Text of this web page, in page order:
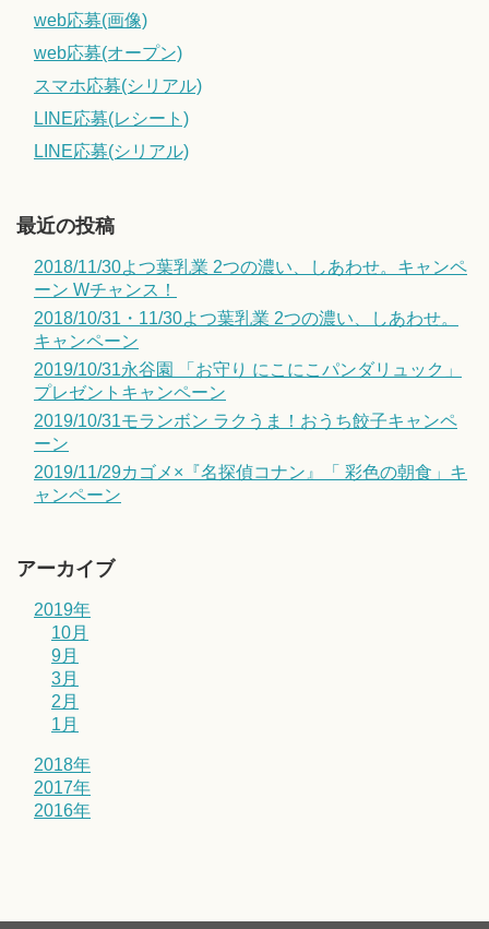
web応募(画像)
web応募(オープン)
スマホ応募(シリアル)
LINE応募(レシート)
LINE応募(シリアル)
最近の投稿
2018/11/30よつ葉乳業 2つの濃い、しあわせ。キャンペ
ーン Wチャンス！
2018/10/31・11/30よつ葉乳業 2つの濃い、しあわせ。
キャンペーン
2019/10/31永谷園 「お守り にこにこパンダリュック」
プレゼントキャンペーン
2019/10/31モランボン ラクうま！おうち餃子キャンペ
ーン
2019/11/29カゴメ×『名探偵コナン』「 彩色の朝食」キ
ャンペーン
アーカイブ
2019年
10月
9月
3月
2月
1月
2018年
2017年
2016年